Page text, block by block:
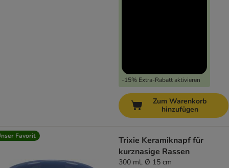
-15% Extra-Rabatt aktivieren
Zum Warenkorb
hinzufügen
Favorit
Trixie Keramiknapf für
kurznasige Rassen
300 ml, Ø 15 cm